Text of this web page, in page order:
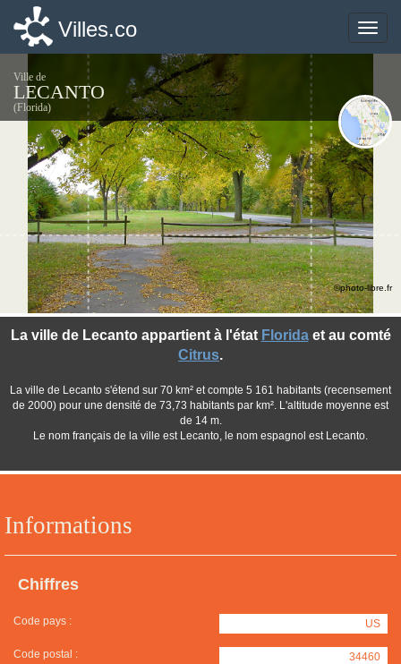
Toggle
Villes.co
Ville de
LECANTO
(Florida)
Informations
Chiffres
Code pays : US
Code postal : 34460
La ville de Lecanto appartient à l'état Floridaet au comté
Citrus.
La ville de Lecanto s'étend sur 70 km² et compte 5 161 habitants (recensement
de 2000) pour une densité de 73,73 habitants par km². L'altitude moyenne est
de 14 m.
Le nom français de la ville est Lecanto, le nom espagnol est Lecanto.
©photo-libre.fr
Toggle
Villes.co